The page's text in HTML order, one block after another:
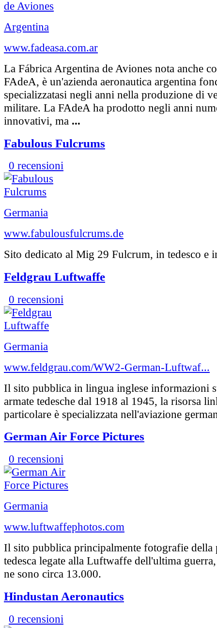
Argentina
www.fadeasa.com.ar
La Fábrica Argentina de Aviones nota anche
FAdeA, è un'azienda aeronautica argentina
specializzatasi negli anni nella produzione di
militare. La FAdeA ha prodotto negli anni
innovativi, ma ...
Fabulous Fulcrums
0 recensioni
Germania
www.fabulousfulcrums.de
Sito dedicato al Mig 29 Fulcrum, in tedesco e
Feldgrau Luftwaffe
0 recensioni
Germania
www.feldgrau.com/WW2-German-Luftwaf...
Il sito pubblica in lingua inglese informazioni
armate tedesche dal 1918 al 1945, la risorsa
particolare è specializzata nell'aviazione
German Air Force Pictures
0 recensioni
Germania
www.luftwaffephotos.com
Il sito pubblica principalmente fotografie della
tedesca legate alla Luftwaffe dell'ultima
ne sono circa 13.000.
Hindustan Aeronautics
0 recensioni